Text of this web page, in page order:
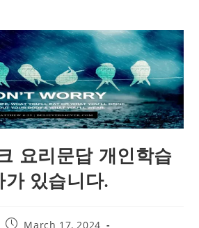
요리문답 개인학습
있습니다.
PostMarch 17, 2024